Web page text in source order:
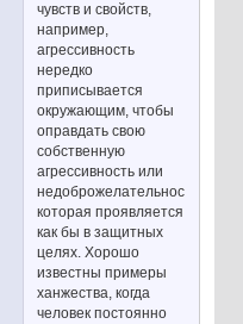
чувств и свойств,
например,
агрессивность
нередко
приписывается
окружающим, чтобы
оправдать свою
собственную
агрессивность или
недоброжелательность,
которая проявляется
как бы в защитных
целях. Хорошо
известны примеры
ханжества, когда
человек постоянно